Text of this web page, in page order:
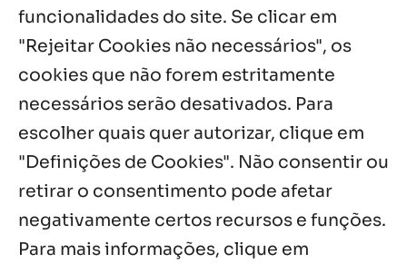
funcionalidades do site. Se clicar em
"Rejeitar Cookies não necessários", os
cookies que não forem estritamente
necessários serão desativados. Para
escolher quais quer autorizar, clique em
"Definições de Cookies". Não consentir ou
retirar o consentimento pode afetar
negativamente certos recursos e funções.
Para mais informações, clique em
Palavra Diária (04/08/2026)
Notícias por Categoria